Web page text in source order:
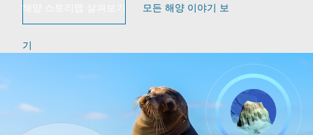
해양 스토리맵 살펴보기 모든 해양 이야기 보
기